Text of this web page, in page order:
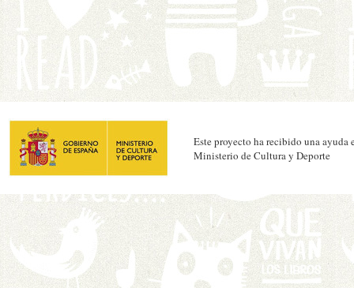
Este proyecto ha recibido una ayuda
Ministerio de Cultura y Deporte